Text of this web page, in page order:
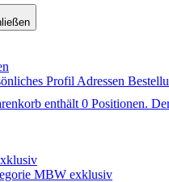
Profil Adressen
enthält 0 Positionen.
MBW exklusiv